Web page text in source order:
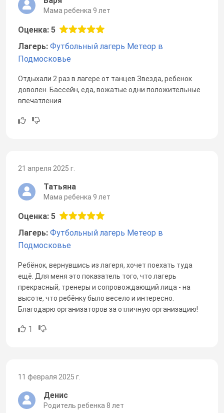
Мама ребенка 9 лет
Оценка: 5
Лагерь: Футбольный лагерь Метеор в
Подмосковье
Отдыхали 2 раз в лагере от танцев Звезда, ребенок
доволен. Бассейн, еда, вожатые одни положительные
впечатления.
21 апреля 2025 г.
Татьяна
Мама ребенка 9 лет
Оценка: 5
Лагерь: Футбольный лагерь Метеор в
Подмосковье
Ребёнок, вернувшись из лагеря, хочет поехать туда
ещё. Для меня это показатель того, что лагерь
прекрасный, тренеры и сопровождающий лица - на
высоте, что ребёнку было весело и интересно.
Благодарю организаторов за отличную организацию!
1
11 февраля 2025 г.
Денис
Родитель ребенка 8 лет